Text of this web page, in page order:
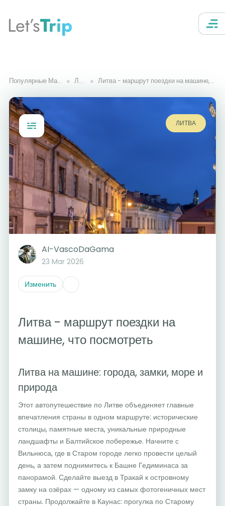
Let’sTrip
Популярные Маршруты Литва Литва - маршрут поездки на машине, что посмотреть
ЛИТВА
AI-VascoDaGama
23 Mar 2026
Изменить
Литва - маршрут поездки на
машине, что посмотреть
Литва на машине: города, замки, море и
природа
Этот автопутешествие по Литве объединяет главные
впечатления страны в одном маршруте: исторические
столицы, памятные места, уникальные природные
ландшафты и Балтийское побережье. Начните с
Вильнюса, где в Старом городе легко провести целый
день, а затем поднимитесь к Башне Гедиминаса за
панорамой. Сделайте выезд в Тракай к островному
замку на озёрах — одному из самых фотогеничных мест
страны. Продолжайте в Каунас: прогулка по Старому